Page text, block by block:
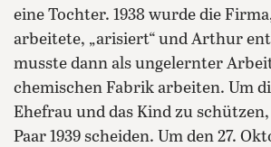
eine Tochter. 1938 wurde die
arbeitete, „arisiert“ und Arthur
musste dann als ungelernter
chemischen Fabrik arbeiten. Um
Ehefrau und das Kind zu
Paar 1939 scheiden. Um den 27.